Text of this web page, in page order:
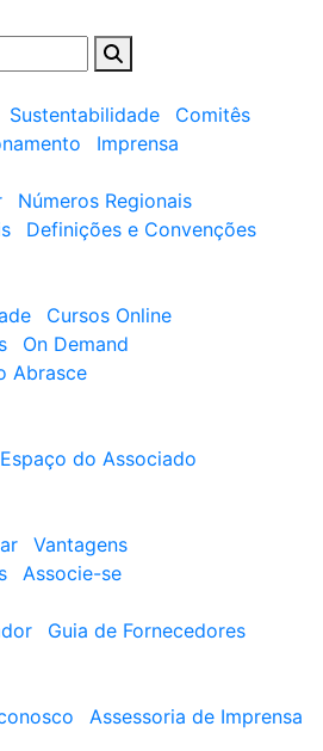
Sustentabilidade
Comitês
Imprensa
Números Regionais
Definições e Convenções
Cursos Online
On Demand
Abrasce
Espaço do Associado
Vantagens
Associe-se
Guia de Fornecedores
Assessoria de Imprensa